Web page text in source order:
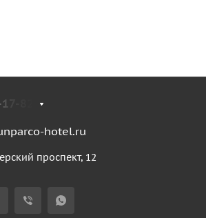
82
hotel.ru
проспект, 12